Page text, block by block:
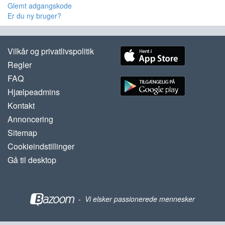
Glemt adgangskode
Er du ny bruger?
Vilkår og privatlivspolitik
Regler
FAQ
Hjælpeadmins
Kontakt
Annoncering
Sitemap
Cookieindstillinger
Gå til desktop
- Vi elsker passionerede mennesker